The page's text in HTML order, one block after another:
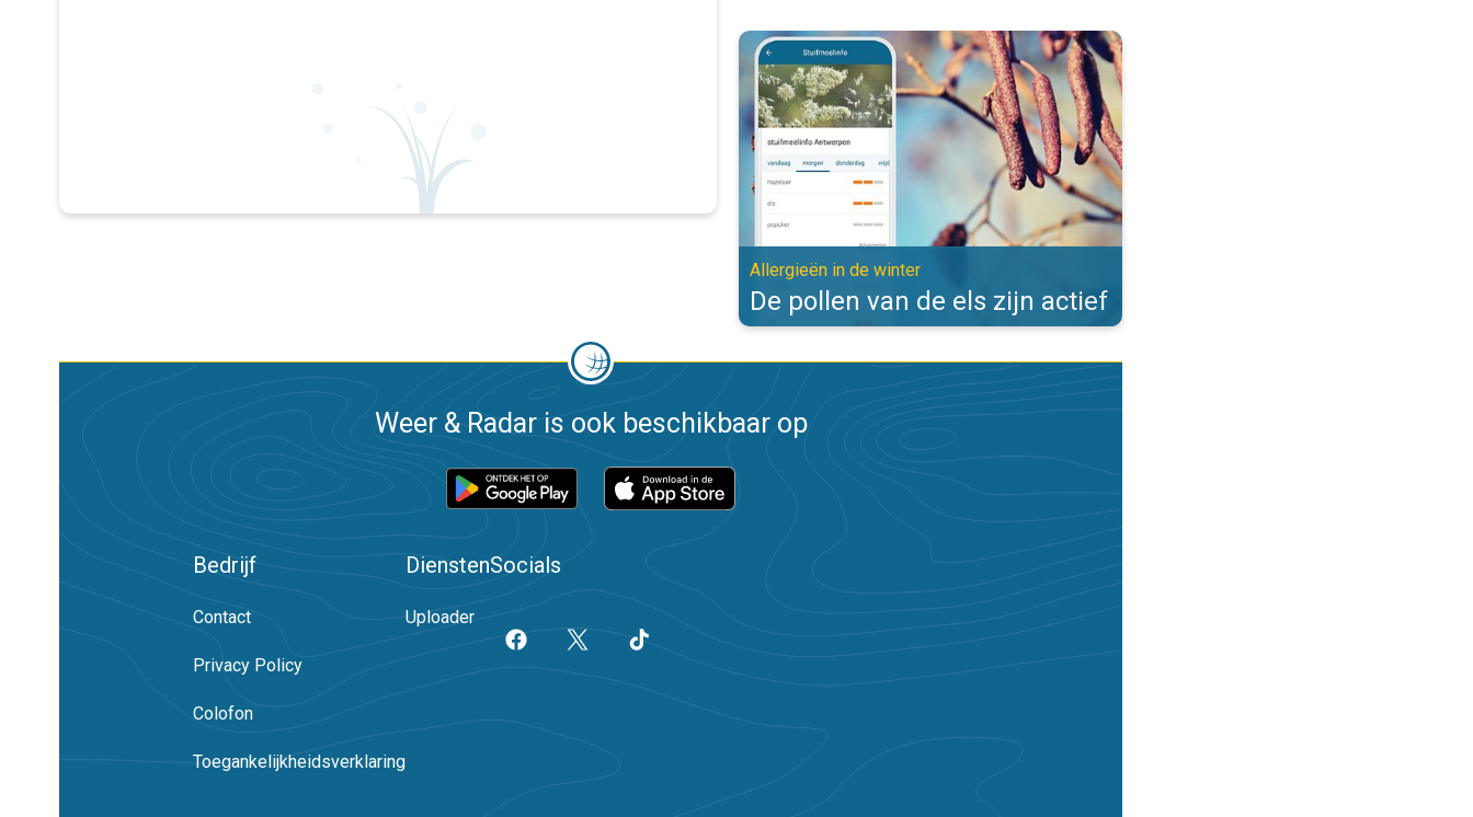
De pollen van de els zijn actief. Allergieën in de winter. . .
Allergieën in de winter
De pollen van de els zijn actief
Weer & Radar is ook beschikbaar op
Bedrijf
Contact
Privacy Policy
Colofon
Toegankelijkheidsverklaring
Diensten
Uploader
Socials